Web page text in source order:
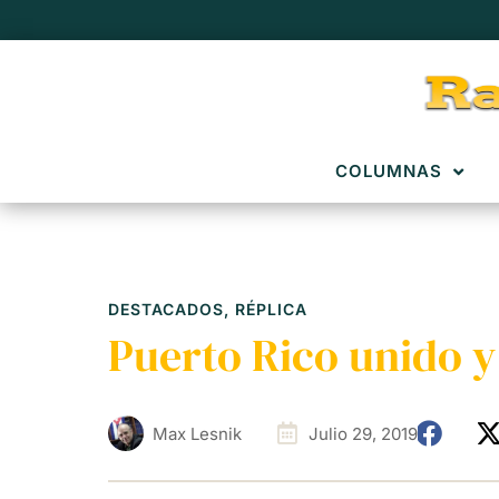
COLUMNAS
DESTACADOS, RÉPLICA
Puerto Rico unido
Max Lesnik Julio 29, 2019